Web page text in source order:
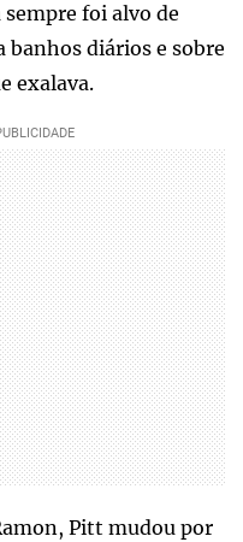
foi alvo de
banhos diários e sobre
exalava.
Pitt mudou por